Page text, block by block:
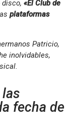
«El Club de
plataformas
Patricio,
inolvidables,
fecha de